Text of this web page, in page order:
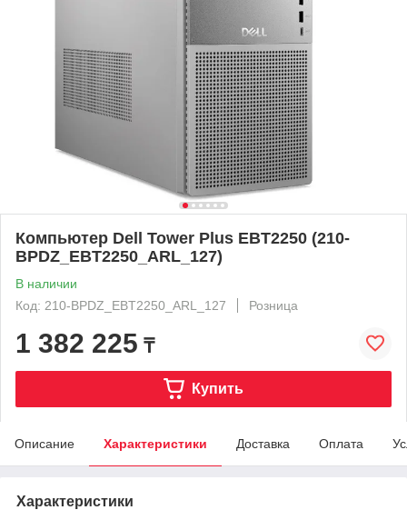
Компьютер Dell Tower Plus EBT2250 (210-
BPDZ_EBT2250_ARL_127)
В наличии
Код: 210-BPDZ_EBT2250_ARL_127
Розница
1 382 225 ₸
Купить
Описание Характеристики Доставка Оплата
Характеристики